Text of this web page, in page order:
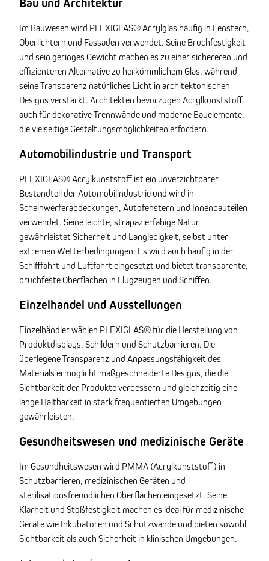
Im Bauwesen wird PLEXIGLAS® Acrylglas häufig in Fenstern,
Oberlichtern und Fassaden verwendet. Seine Bruchfestigkeit
und sein geringes Gewicht machen es zu einer sichereren und
effizienteren Alternative zu herkömmlichem Glas, während
seine Transparenz natürliches Licht in architektonischen
Designs verstärkt. Architekten bevorzugen Acrylkunststoff
auch für dekorative Trennwände und moderne Bauelemente,
die vielseitige Gestaltungsmöglichkeiten erfordern.
Automobilindustrie und Transport
PLEXIGLAS® Acrylkunststoff ist ein unverzichtbarer
Bestandteil der Automobilindustrie und wird in
Scheinwerferabdeckungen, Autofenstern und Innenbauteilen
verwendet. Seine leichte, strapazierfähige Natur
gewährleistet Sicherheit und Langlebigkeit, selbst unter
extremen Wetterbedingungen. Es wird auch häufig in der
Schifffahrt und Luftfahrt eingesetzt und bietet transparente,
bruchfeste Oberflächen in Flugzeugen und Schiffen.
Einzelhandel und Ausstellungen
Einzelhändler wählen PLEXIGLAS® für die Herstellung von
Produktdisplays, Schildern und Schutzbarrieren. Die
überlegene Transparenz und Anpassungsfähigkeit des
Materials ermöglicht maßgeschneiderte Designs, die die
Sichtbarkeit der Produkte verbessern und gleichzeitig eine
lange Haltbarkeit in stark frequentierten Umgebungen
gewährleisten.
Gesundheitswesen und medizinische Geräte
Im Gesundheitswesen wird PMMA (Acrylkunststoff) in
Schutzbarrieren, medizinischen Geräten und
sterilisationsfreundlichen Oberflächen eingesetzt. Seine
Klarheit und Stoßfestigkeit machen es ideal für medizinische
Geräte wie Inkubatoren und Schutzwände und bieten sowohl
Sichtbarkeit als auch Sicherheit in klinischen Umgebungen.